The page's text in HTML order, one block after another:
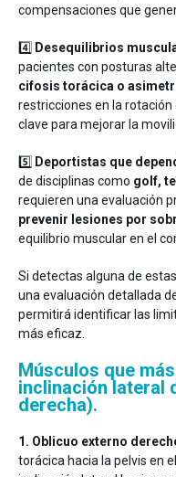
compensaciones que
4️⃣ Desequilibrios
pacientes con posturas
cifosis torácica o
restricciones en la
clave para mejorar la
5️⃣ Deportistas que
de disciplinas como golf,
requieren una evaluación
prevenir lesiones por
equilibrio muscular en el
Si detectas alguna de
una evaluación detallada
permitirá identificar las
más eficaz.
Músculos que
inclinación lateral
derecha).
1. Oblicuo externo
torácica hacia la pelvis en